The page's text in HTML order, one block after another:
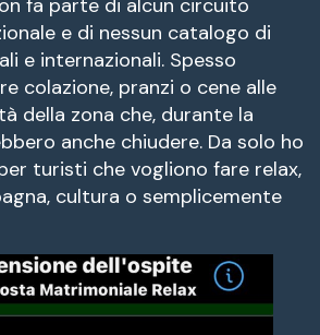
fa parte di alcun circuito
e di nessun catalogo di
e internazionali. Spesso
colazione, pranzi o cene alle
della zona che, durante la
anche chiudere. Da solo ho
turisti che vogliono fare relax,
cultura o semplicemente